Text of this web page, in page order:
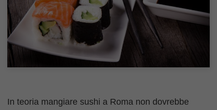
In teoria mangiare sushi a Roma non dovrebbe